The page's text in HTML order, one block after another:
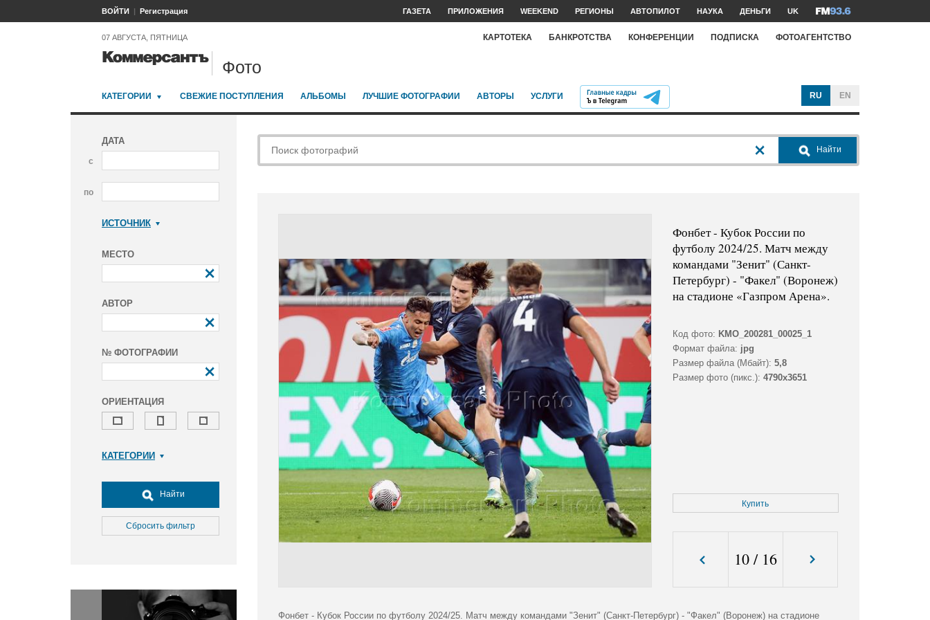
ВОЙТИ Регистрация ГАЗЕТА ПРИЛОЖЕНИЯ WEEKEND РЕГИОНЫ АВТОПИЛОТ НАУКА ДЕНЬГИ UK
07 АВГУСТА, ПЯТНИЦА КАРТОТЕКА БАНКРОТСТВА КОНФЕРЕНЦИИ ПОДПИСКА ФОТОАГЕНТСТВО
Фото
КАТЕГОРИИ СВЕЖИЕ ПОСТУПЛЕНИЯ АЛЬБОМЫ ЛУЧШИЕ ФОТОГРАФИИ АВТОРЫ УСЛУГИ RU EN
ДАТА
с
по
ИСТОЧНИК
МЕСТО
АВТОР
№ ФОТОГРАФИИ
ОРИЕНТАЦИЯ
КАТЕГОРИИ
Досуг, туризм и отдых
Культура
Медицина
Окружающая среда
Политика
Найти
Сбросить фильтр
Найти
Фонбет - Кубок России по
футболу 2024/25. Матч между
командами "Зенит" (Санкт-
Петербург) - "Факел" (Воронеж)
на стадионе «Газпром Арена».
Код фото: KMO_200281_00025_1
Формат файла: jpg
Размер файла (Мбайт): 5,8
Размер фото (пикс.): 4790x3651
Купить
10/ 16
Фонбет - Кубок России по футболу 2024/25. Матч между командами "Зенит" (Санкт-Петербург) - "Факел" (Воронеж) на стадионе